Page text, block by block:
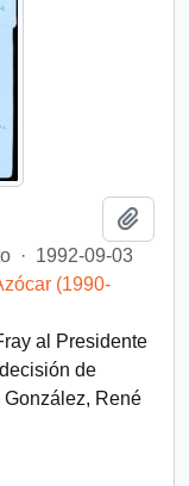
· 1992-09-03
(1990-
al Presidente
de
González, René